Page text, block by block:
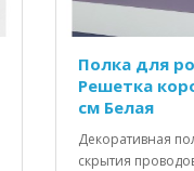
Полка для
Решетка
см Белая
Декоративная
скрытия